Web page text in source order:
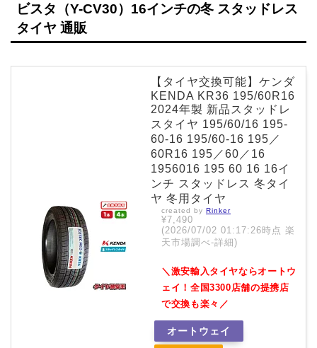
ビスタ（Y-CV30）16インチの冬 スタッドレス
タイヤ 通販
【タイヤ交換可能】ケンダ
KENDA KR36 195/60R16
2024年製 新品スタッドレ
スタイヤ 195/60/16 195-
60-16 195/60-16 195／
60R16 195／60／16
1956016 195 60 16 16イ
ンチ スタッドレス 冬タイ
ヤ 冬用タイヤ
created by Rinker
¥7,490
(2026/07/02 01:17:26時点 楽
天市場調べ-詳細)
＼激安輸入タイヤならオートウ
ェイ！全国3300店舗の提携店
で交換も楽々／
オートウェイ